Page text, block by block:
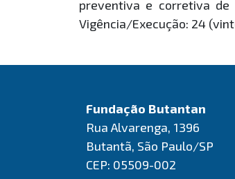
preventiva e corretiva de
Vigência/Execução: 24
Fundação Butantan
Rua Alvarenga, 1396
Butantã, São Paulo/SP
CEP: 05509-002